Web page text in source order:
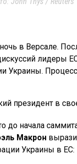
в Версале.
лидеры
Украины.
президент в
до начала
Макрон
Украины в ЕС: